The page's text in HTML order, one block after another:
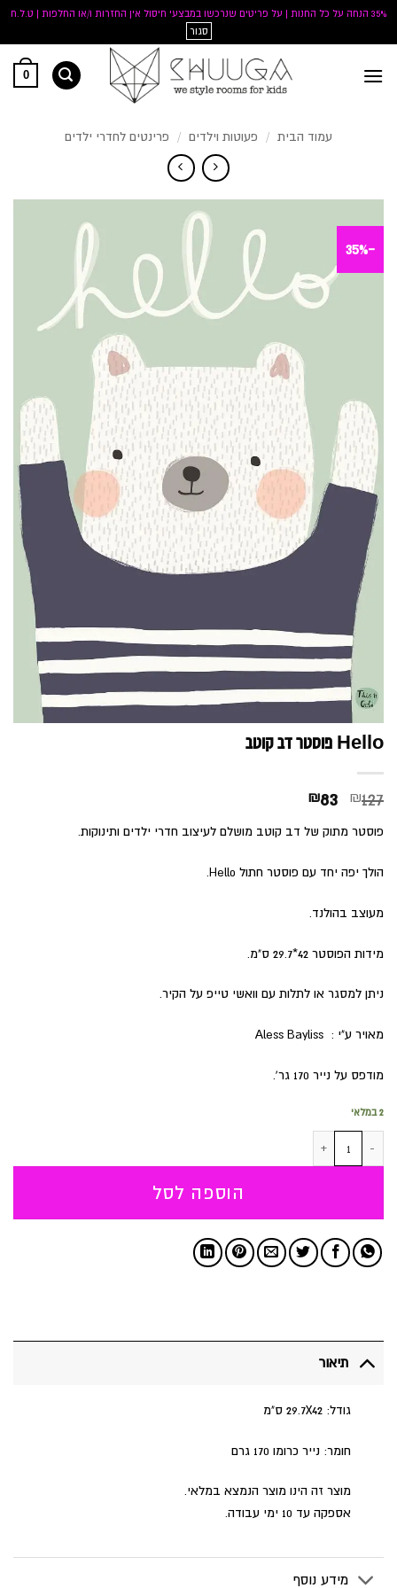
35% הנחה על כל החנות | על פריטים שנרכשו במבצעי חיסול אין החזרות ו/או החלפות | ט.ל.ח
סגור
0
עמוד הבית / פעוטות וילדים / פרינטים לחדרי ילדים
-35%
Hello פוסטר דב קוטב
₪127
המחיר
היה:
₪83
הוא:
פוסטר מתוק של דב קוטב מושלם לעיצוב חדרי ילדים ותינוקות.
הולך יפה יחד עם פוסטר חתול Hello.
מעוצב בהולנד.
מידות הפוסטר 42*29.7 ס"מ.
ניתן למסגר או לתלות עם וואשי טייפ על הקיר.
מאויר ע"י : Aless Bayliss
מודפס על נייר 170 גר'.
2 במלאי
הוספה לסל
תיאור
גודל: 29.7X42 ס"מ
חומר: נייר כרומו 170 גרם
מוצר זה הינו מוצר הנמצא במלאי.
אספקה עד 10 ימי עבודה.
מידע נוסף